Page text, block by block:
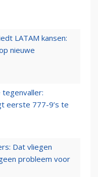
LATAM kansen:
nieuwe
eerste 777-9’s te
Dat vliegen
probleem voor